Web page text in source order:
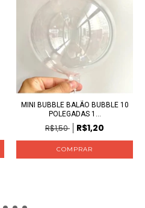
MINI BUBBLE BALÃO BUBBLE 10
POLEGADAS 1...
R$1,50 R$1,20